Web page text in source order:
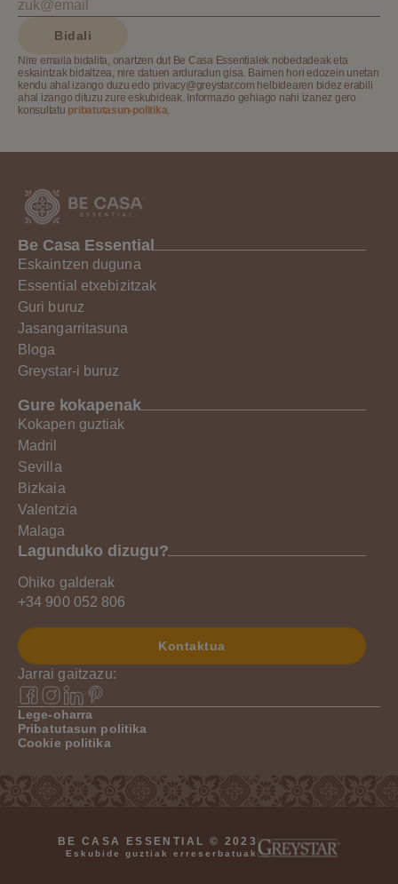
Bidali
Nire emaila bidalita, onartzen dut Be Casa Essentialek nobedadeak eta
eskaintzak bidaltzea, nire datuen arduradun gisa. Baimen hori edozein unetan
kendu ahal izango duzu edo privacy@greystar.com helbidearen bidez erabili
ahal izango dituzu zure eskubideak. Informazio gehiago nahi izanez gero
konsultatu pribatutasun-politika.
Be Casa Essential
Eskaintzen duguna
Essential etxebizitzak
Guri buruz
Jasangarritasuna
Bloga
Greystar-i buruz
Gure kokapenak
Kokapen guztiak
Madril
Sevilla
Bizkaia
Valentzia
Malaga
Lagunduko dizugu?
Ohiko galderak
+34 900 052 806
Kontaktua
Lege-oharra
Pribatutasun politika
Cookie politika
Jarrai gaitzazu:
BE CASA ESSENTIAL © 2023
Eskubide guztiak erreserbatuak